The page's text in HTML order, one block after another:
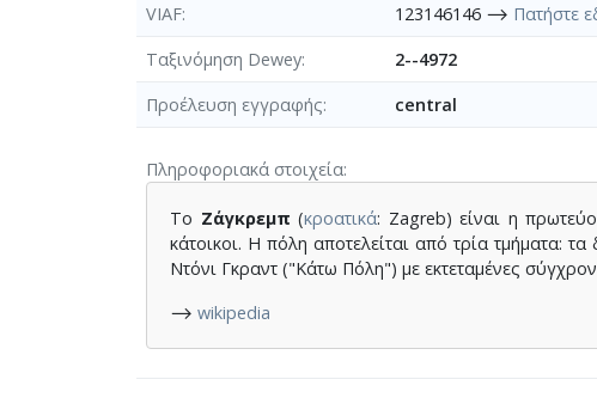
VIAF
123146146 ⟶ Πατήστε
Ταξινόμηση Dewey
2--4972
Προέλευση εγγραφής
central
Πληροφοριακά στοιχεία
Το Ζάγκρεμπ (κροατικά: Zagreb) είναι η
κάτοικοι. Η πόλη αποτελείται από τρία τμήματα:
Ντόνι Γκραντ ("Κάτω Πόλη") με εκτεταμένες
⟶wikipedia